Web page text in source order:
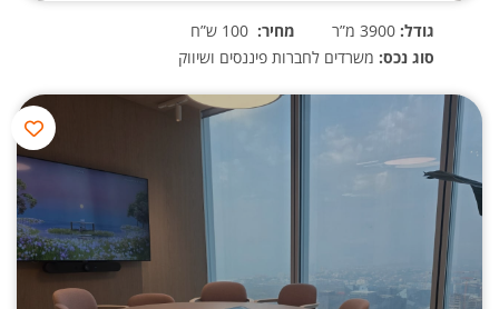
גודל: מחיר:
סוג נכס: משרדים לחברות פיננסים ושיווק